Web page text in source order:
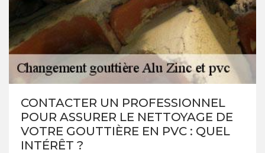
CONTACTER UN PROFESSIONNEL
POUR ASSURER LE NETTOYAGE DE
VOTRE GOUTTIÈRE EN PVC : QUEL
INTÉRÊT ?